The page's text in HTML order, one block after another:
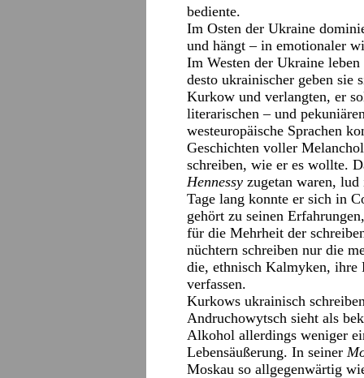
bediente.
Im Osten der Ukraine
und hängt – in emotionaler
Im Westen der Ukraine
desto ukrainischer geben sie
Kurkow und verlangten, er
literarischen – und
westeuropäische Sprachen
Geschichten voller
schreiben, wie er es wollte.
Hennessy zugetan waren,
Tage lang konnte er sich in
gehört zu seinen
für die Mehrheit der
nüchtern schreiben nur die
die, ethnisch Kalmyken, ihre
verfassen.
Kurkows ukrainisch
Andruchowytsch sieht als
Alkohol allerdings weniger
Lebensäußerung. In seiner
Moskau so allgegenwärtig